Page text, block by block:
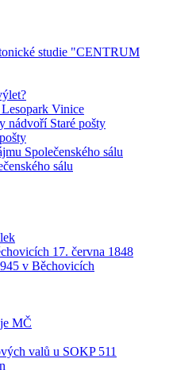
studie "CENTRUM
Vinice
nádvoří Staré pošty
Společenského sálu
sálu
17. června 1848
v Běchovicích
MČ
valů u SOKP 511